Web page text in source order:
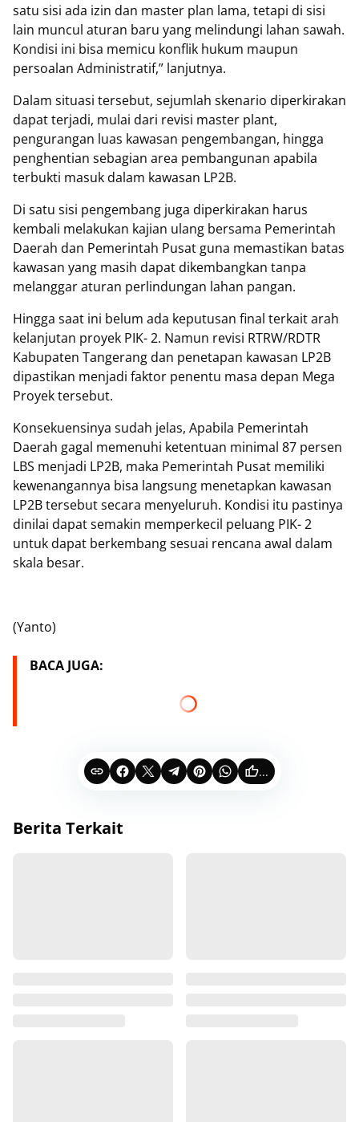
satu sisi ada izin dan master plan lama, tetapi di sisi
lain muncul aturan baru yang melindungi lahan sawah.
Kondisi ini bisa memicu konflik hukum maupun
persoalan Administratif,” lanjutnya.
Dalam situasi tersebut, sejumlah skenario diperkirakan
dapat terjadi, mulai dari revisi master plant,
pengurangan luas kawasan pengembangan, hingga
penghentian sebagian area pembangunan apabila
terbukti masuk dalam kawasan LP2B.
Di satu sisi pengembang juga diperkirakan harus
kembali melakukan kajian ulang bersama Pemerintah
Daerah dan Pemerintah Pusat guna memastikan batas
kawasan yang masih dapat dikembangkan tanpa
melanggar aturan perlindungan lahan pangan.
Hingga saat ini belum ada keputusan final terkait arah
kelanjutan proyek PIK- 2. Namun revisi RTRW/RDTR
Kabupaten Tangerang dan penetapan kawasan LP2B
dipastikan menjadi faktor penentu masa depan Mega
Proyek tersebut.
Konsekuensinya sudah jelas, Apabila Pemerintah
Daerah gagal memenuhi ketentuan minimal 87 persen
LBS menjadi LP2B, maka Pemerintah Pusat memiliki
kewenangannya bisa langsung menetapkan kawasan
LP2B tersebut secara menyeluruh. Kondisi itu pastinya
dinilai dapat semakin memperkecil peluang PIK- 2
untuk dapat berkembang sesuai rencana awal dalam
skala besar.
(Yanto)
BACA JUGA:
...
Berita Terkait